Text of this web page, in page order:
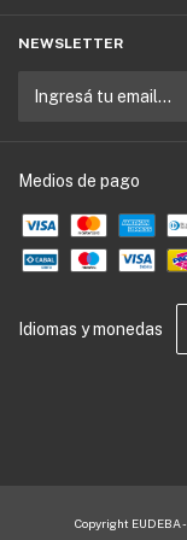
NEWSLETTER
Medios de pago
Idiomas y monedas
Copyright EUDEBA -